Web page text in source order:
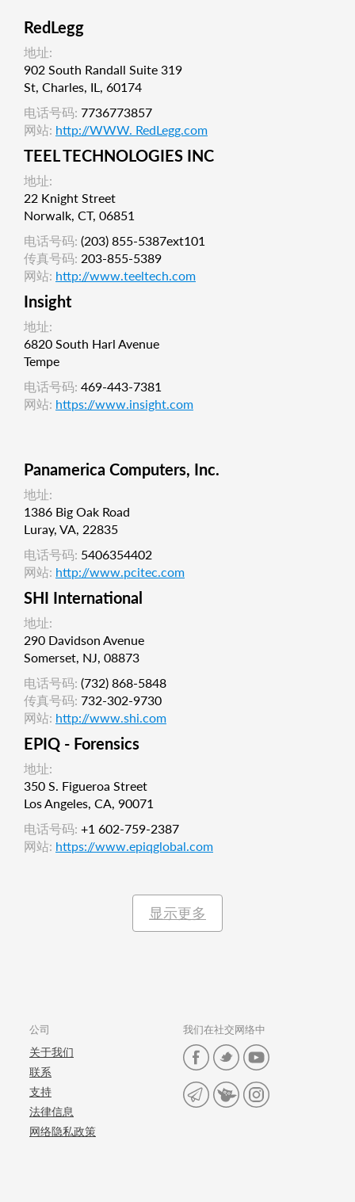
RedLegg
地址:
902 South Randall Suite 319
St, Charles, IL, 60174
电话号码: 7736773857
网站: http://WWW. RedLegg.com
TEEL TECHNOLOGIES INC
地址:
22 Knight Street
Norwalk, CT, 06851
电话号码: (203) 855-5387ext101
传真号码: 203-855-5389
网站: http://www.teeltech.com
Insight
地址:
6820 South Harl Avenue
Tempe
电话号码: 469-443-7381
网站: https://www.insight.com
Panamerica Computers, Inc.
地址:
1386 Big Oak Road
Luray, VA, 22835
电话号码: 5406354402
网站: http://www.pcitec.com
SHI International
地址:
290 Davidson Avenue
Somerset, NJ, 08873
电话号码: (732) 868-5848
传真号码: 732-302-9730
网站: http://www.shi.com
EPIQ - Forensics
地址:
350 S. Figueroa Street
Los Angeles, CA, 90071
电话号码: +1 602-759-2387
网站: https://www.epiqglobal.com
显示更多
公司
关于我们
联系
支持
法律信息
网络隐私政策
我们在社交网络中